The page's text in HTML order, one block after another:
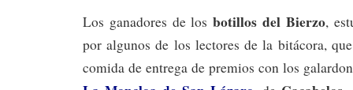
Los ganadores de losbotillos del Bierzo,
por algunos de los lectores de la bitácora,
comida de entrega de premios con los